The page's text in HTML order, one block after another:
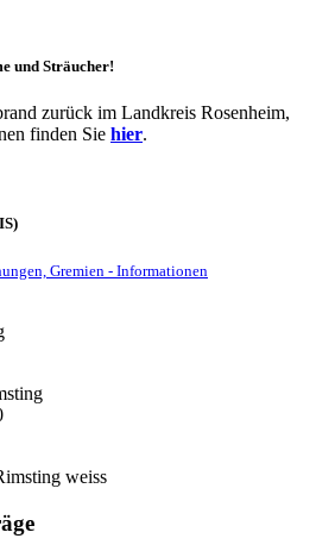
und Sträucher!
zurück im Landkreis Rosenheim,
finden Sie hier.
Gremien - Informationen